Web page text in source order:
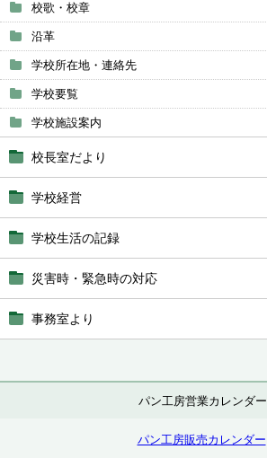
校歌・校章
沿革
学校所在地・連絡先
学校要覧
学校施設案内
校長室だより
学校経営
学校生活の記録
災害時・緊急時の対応
事務室より
パン工房営業カレンダー
パン工房販売カレンダー